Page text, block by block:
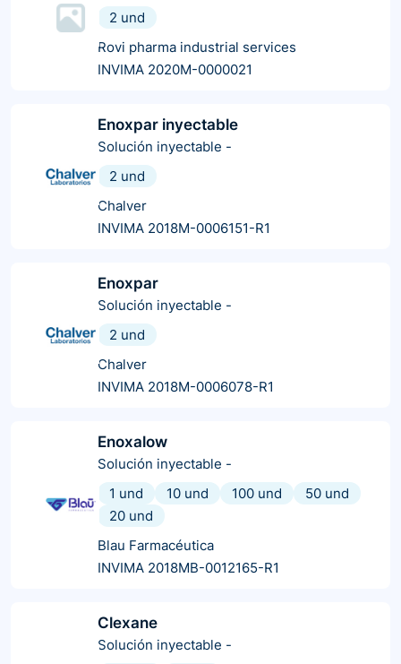
2 und
Rovi pharma industrial services
INVIMA 2020M-0000021
Enoxpar inyectable
Solución inyectable -
2 und
Chalver
INVIMA 2018M-0006151-R1
Enoxpar
Solución inyectable -
2 und
Chalver
INVIMA 2018M-0006078-R1
Enoxalow
Solución inyectable -
1 und
10 und 100 und
50 und
20 und
Blau Farmacéutica
INVIMA 2018MB-0012165-R1
Clexane
Solución inyectable -